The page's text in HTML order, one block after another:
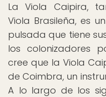
La Viola Caipira,
Viola Brasileña, es
pulsada que tiene
los colonizadores
cree que la Viola
de Coimbra, un
A lo largo de los